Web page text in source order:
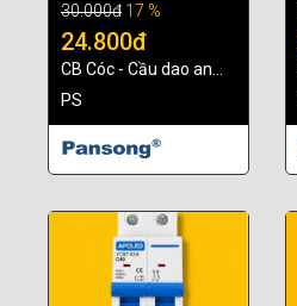
30.000đ 17 %
24.800đ
CB Cóc - Cầu dao an
toàn ( Pansong)
PS